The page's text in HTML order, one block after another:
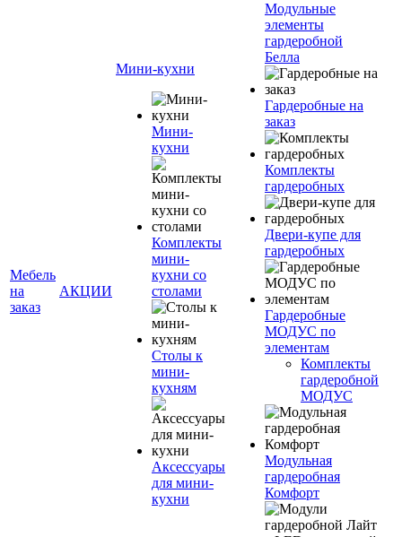
Мебель
на
заказ
АКЦИИ
Мини-кухни
Мини-
кухни
Комплекты
мини-
кухни со
столами
Столы к
мини-
кухням
Аксессуары
для мини-
кухни
Модульные
элементы
гардеробной
Белла
Гардеробные на
заказ
Комплекты
гардеробных
Двери-купе для
гардеробных
Гардеробные
МОДУС по
элементам
Комплекты
гардеробной
МОДУС
Модульная
гардеробная
Комфорт